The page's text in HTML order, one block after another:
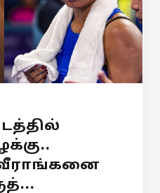
வீராங்கனை